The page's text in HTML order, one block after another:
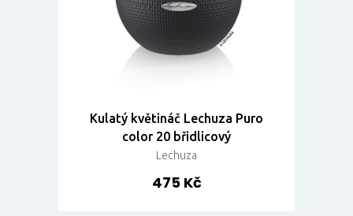
Kulatý květináč Lechuza Puro
color 20 břidlicový
Lechuza
475 Kč